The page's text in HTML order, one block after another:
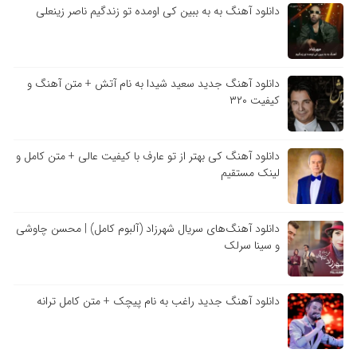
دانلود آهنگ به به ببین کی اومده تو زندگیم ناصر زینعلی
دانلود آهنگ جدید سعید شیدا به نام آتش + متن آهنگ و
کیفیت ۳۲۰
دانلود آهنگ کی بهتر از تو عارف با کیفیت عالی + متن کامل و
لینک مستقیم
دانلود آهنگ‌های سریال شهرزاد (آلبوم کامل) | محسن چاوشی
و سینا سرلک
دانلود آهنگ جدید راغب به نام پیچک + متن کامل ترانه